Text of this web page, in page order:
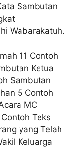
Sambutan
Wabarakatuh.
11 Contoh
Ketua
Sambutan
5 Contoh
MC
Teks
yang Telah
Keluarga